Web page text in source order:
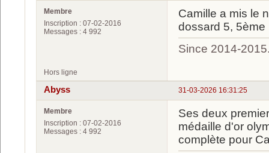
Membre
Inscription : 07-02-2016
Messages : 4 992
Camille a mis le
dossard 5,
Since 2014-
Hors ligne
31-03-2026 16:31:25
Abyss
Membre
Inscription : 07-02-2016
Messages : 4 992
Ses deux
médaille d'or
complète pour